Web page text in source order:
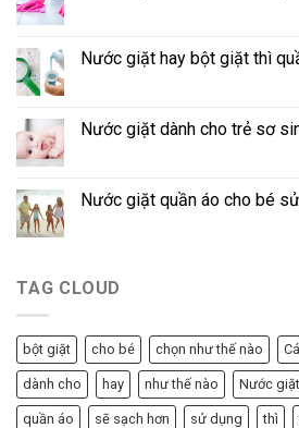
Nước giặt hay bột giặt thì
Nước giặt dành cho trẻ sơ
Nước giặt quần áo cho bé
TAG CLOUD
bột giặt cho bé chọn như thế nào
dành cho hay như thế nào Nước giặt
quần áo sẽ sạch hơn sử dụng thì